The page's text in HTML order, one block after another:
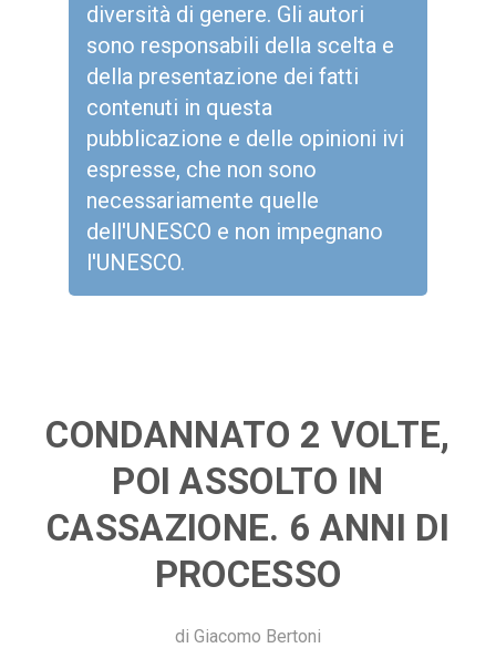
diversità di genere. Gli autori
sono responsabili della scelta e
della presentazione dei fatti
contenuti in questa
pubblicazione e delle opinioni ivi
espresse, che non sono
necessariamente quelle
dell'UNESCO e non impegnano
l'UNESCO.
CONDANNATO 2 VOLTE,
POI ASSOLTO IN
CASSAZIONE. 6 ANNI DI
PROCESSO
di Giacomo Bertoni